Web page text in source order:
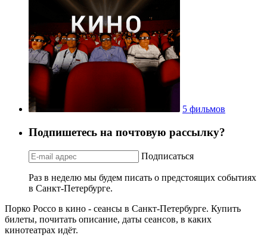
5 фильмов
Подпишетесь на почтовую рассылку?
Подписаться
Раз в неделю мы будем писать о предстоящих событиях
в Санкт-Петербурге.
Порко Россо в кино - сеансы в Санкт-Петербурге. Купить
билеты, почитать описание, даты сеансов, в каких
кинотеатрах идёт.